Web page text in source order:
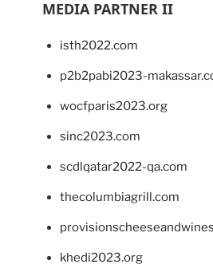
MEDIA PARTNER II
isth2022.com
p2b2pabi2023-
wocfparis2023.org
sinc2023.com
scdlqatar2022-qa.com
thecolumbiagrill.com
khedi2023.org